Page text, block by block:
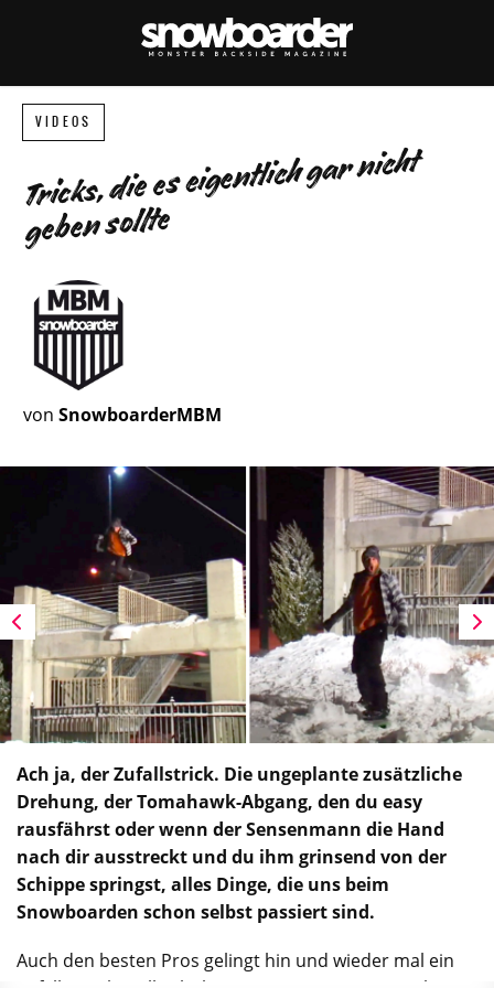
VIDEOS
Tricks, die es eigentlich gar nicht
geben sollte
von SnowboarderMBM
Ach ja, der Zufallstrick. Die ungeplante zusätzliche
Drehung, der Tomahawk-Abgang, den du easy
rausfährst oder wenn der Sensenmann die Hand
nach dir ausstreckt und du ihm grinsend von der
Schippe springst, alles Dinge, die uns beim
Snowboarden schon selbst passiert sind.
Auch den besten Pros gelingt hin und wieder mal ein